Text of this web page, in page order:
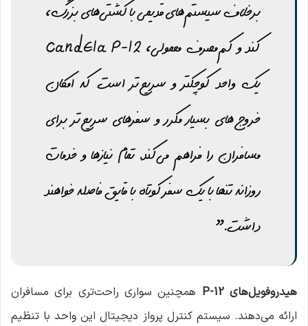
برخلاف سیستم‌های قدیمی با کشتی‌های بزرگ،
کند و کم‌مصرف معمولی، Candela P-12
یک واحد کوچکتر و سریع‌تر است که امکان
خروج‌های بسیار مکرر و سفرهای سریع‌تر برای
مسافران را فراهم می‌کند. تمام نیازها و خدمات
روزانه تنها با یک سفر کوتاه با قایق فاصله خواهند
داشت.”
هیدروفویل‌های P-12
همچنین سواری راحت‌تری برای مسافران
ارائه می‌دهند. سیستم کنترل پرواز دیجیتال این واحد با تنظیم